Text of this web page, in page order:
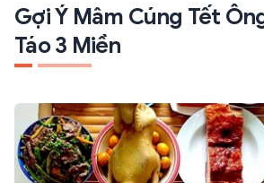
Gợi Ý Mâm Cúng Tết
Táo 3 Miền